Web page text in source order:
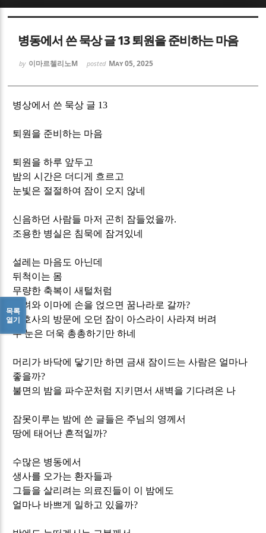
병동에서 쓴 묵상 글 13 퇴원을 준비하는 마음
by 이마르첼리노M posted May 05, 2025
병상에서 쓴 묵상 글 13
퇴원을 준비하는 마음
퇴원을 하루 앞두고
밤의 시간은 더디게 흐르고
눈빛은 절절하여 잠이 오지 않네
신음하던 사람들 마저 곤히 잠들었을까.
조용한 병실은 침묵에 잠겨있네
설레는 마음도 아닌데
뒤척이는 몸
무량한 축복이 새털처럼
내려와 이마에 손을 얹으면 꿈나라로 갈까?
간호사의 방문에 오던 잠이 아스라이 사라져 버려
두 눈은 더욱 총총하기만 하네
머리가 바닥에 닿기만 하면 금새 잠이드는 사람은 얼마나
좋을까?
불면의 밤을 파수꾼처럼 지키면서 새벽을 기다려온 나
잠못이루는 밤에 쓴 글들은 주님의 영께서
땅에 태어난 흔적일까?
수많은 병동에서
생사를 오가는 환자들과
그들을 살리려는 의료진들이 이 밤에도
얼마나 바쁘게 일하고 있을까?
목록
열기
Sketchbook5, 스케치북5
Sketchbook5, 스케치북5
Sketchbook5, 스케치북5
Sketchbook5, 스케치북5